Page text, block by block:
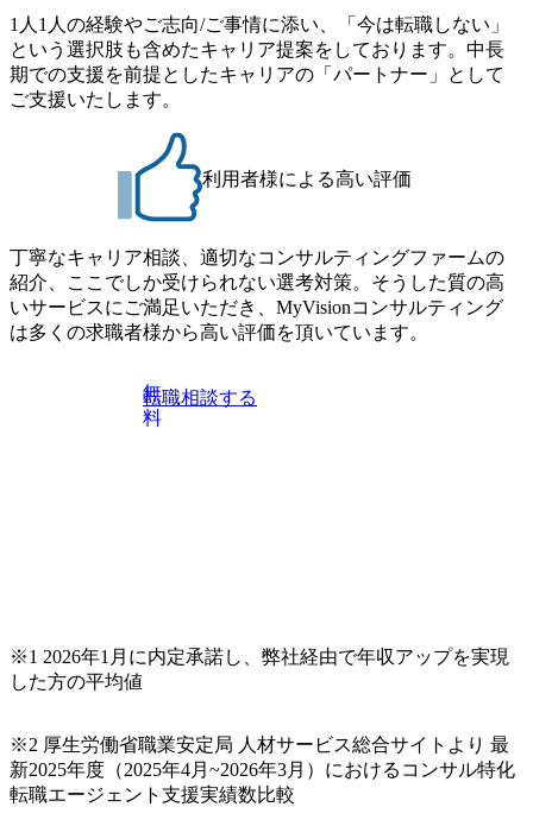
サルティング経験5年以上 ● 戦略コンサルタント ・4年生大
学卒業に限る ・以下のいずれかの実務経験を有する方
- MBB及び戦略ファームでのコンサルティング経験2年以
上 - BIG4のStrategy部門におけるコンサルティング経験2
年以上 ● 求める人物像 ・高いコミュニケーション能力をお
プし、バイタリティーを持ってチャレンジできる方 ・自ら
コンサル業界やクライアント動向を把握し、クライアント
や自社への提案などに積極的に関わることができる方 ・ス
ケジューリング(優先順位付け含む)など、ビジネスベーシッ
クスキルが習得できている方
の上参加者を決定させていただきます。ご了承ください。
● 当日の流れ 受付 → 会社説明会 → 面接(会社説明会終了
後、随時ご案内) ※全てリモートにて実施します。 ※参加
される方に個別に当日の面接案内をお送りいたします。 ※
通常の選考フローと異なり、事前に適性検査をご受検いた
だきます。 ● 詳細 デジタルイノベーション事業部でのポジ
ションサーチになります。 ご経験やスキル、そして適性や
志向性に合わせて、以下のいずれかの役割でご活躍いただ
きます。 ※本求人はレバテック株式会社の雇用となりま
す。 ＜ITコンサルタント＞ Webアプリケーション、SaaS系
の領域において、大手・ベンチャー・スタートアップ企業
に対する課題解決支援を行います。 直近の案件では、大規
模基幹システムにおける最上流のPoC(概念実証)支援から構
います。 生成AIなどの最新技術とシステムを活用し、顧客
の業務革新と効率化の実現に貢献します。 ＜PL/PM＞ 顧客
ご担当いただき、当社の社員が業務面をサポートしつつ、
徐々に対応範囲を広げていただきます。 ＜QAエンジニア＞
ルティング領域)から参画いただきます。 課題選定から顧客
への企画提案、そして実行までを一気通貫で支援していた
だきます。 アジャイル開発を通じて顧客の要望や提案を柔
軟に取り入れながら改善サイクルを回すため、ご自身の提
1人1人の経験やご志向/ご事情に添い、「今は転職しない」
という選択肢も含めたキャリア提案をしております。中長
期での支援を前提としたキャリアの「パートナー」として
ご支援いたします。
利用者様による高い評価
丁寧なキャリア相談、適切なコンサルティングファームの
紹介、ここでしか受けられない選考対策。そうした質の高
いサービスにご満足いただき、MyVisionコンサルティング
は多くの求職者様から高い評価を頂いています。
無
料
転職相談する
※1 2026年1月に内定承諾し、弊社経由で年収アップを実現
した方の平均値
※2 厚生労働省職業安定局 人材サービス総合サイトより 最
新2025年度（2025年4月~2026年3月）におけるコンサル特化
転職エージェント支援実績数比較